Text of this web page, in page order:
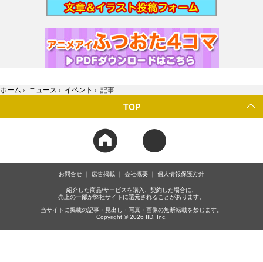
ホーム › ニュース › イベント › 記事
TOP
お問合せ 広告掲載 会社概要 個人情報保護方針
紹介した商品/サービスを購入、契約した場合に、
売上の一部が弊社サイトに還元されることがあります。
当サイトに掲載の記事・見出し・写真・画像の無断転載を禁じます。
Copyright © 2026 IID, Inc.